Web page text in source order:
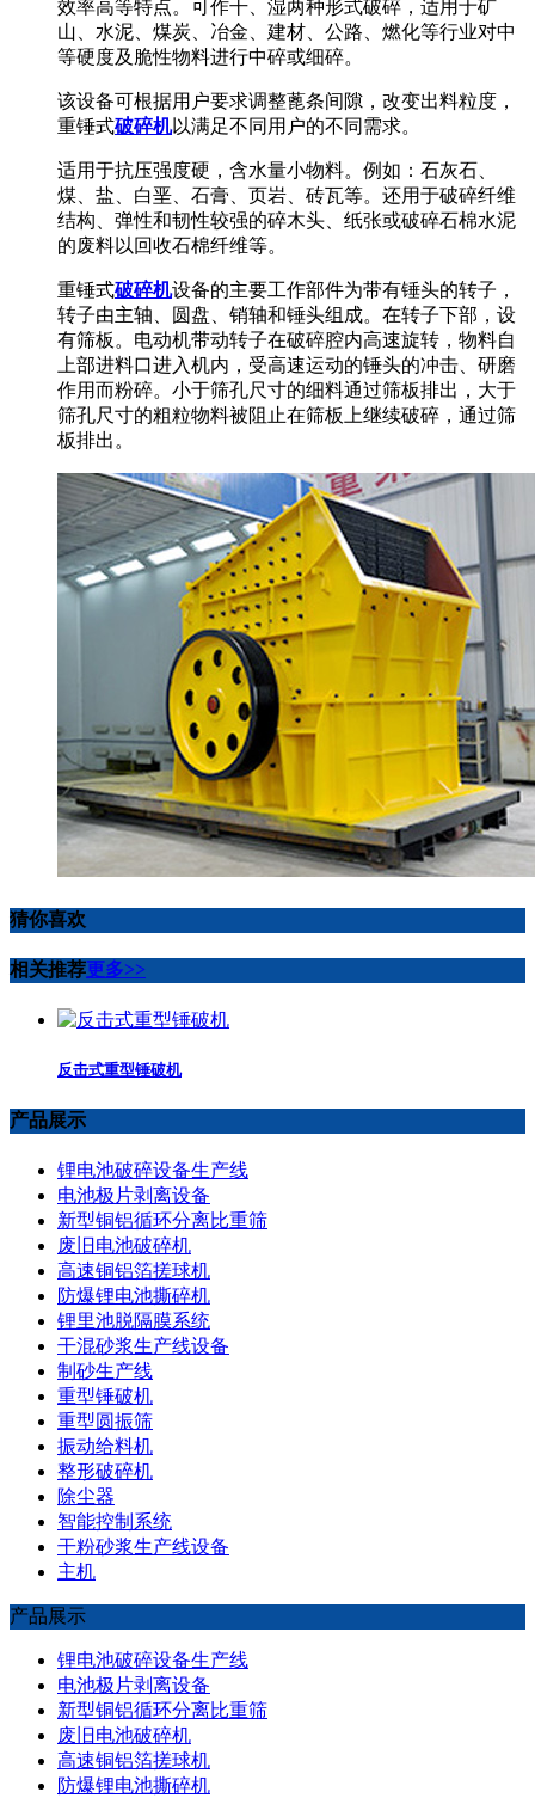
效率高等特点。可作干、湿两种形式破碎，适用于矿
山、水泥、煤炭、冶金、建材、公路、燃化等行业对中
等硬度及脆性物料进行中碎或细碎。
该设备可根据用户要求调整蓖条间隙，改变出料粒度，
重锤式破碎机以满足不同用户的不同需求。
适用于抗压强度硬，含水量小物料。例如：石灰石、
煤、盐、白垩、石膏、页岩、砖瓦等。还用于破碎纤维
结构、弹性和韧性较强的碎木头、纸张或破碎石棉水泥
的废料以回收石棉纤维等。
重锤式破碎机设备的主要工作部件为带有锤头的转子，
转子由主轴、圆盘、销轴和锤头组成。在转子下部，设
有筛板。电动机带动转子在破碎腔内高速旋转，物料自
上部进料口进入机内，受高速运动的锤头的冲击、研磨
作用而粉碎。小于筛孔尺寸的细料通过筛板排出，大于
筛孔尺寸的粗粒物料被阻止在筛板上继续破碎，通过筛
板排出。
猜你喜欢
相关推荐更多>>
反击式重型锤破机
产品展示
锂电池破碎设备生产线
电池极片剥离设备
新型铜铝循环分离比重筛
废旧电池破碎机
高速铜铝箔搓球机
防爆锂电池撕碎机
锂里池脱隔膜系统
干混砂浆生产线设备
制砂生产线
重型锤破机
重型圆振筛
振动给料机
整形破碎机
除尘器
智能控制系统
干粉砂浆生产线设备
主机
产品展示
锂电池破碎设备生产线
电池极片剥离设备
新型铜铝循环分离比重筛
废旧电池破碎机
高速铜铝箔搓球机
防爆锂电池撕碎机